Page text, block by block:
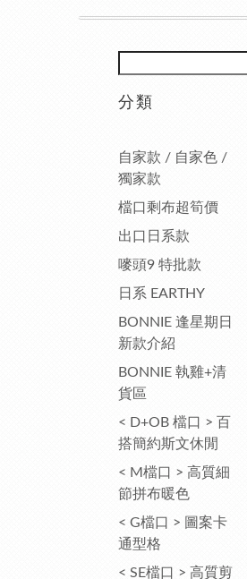
分類
自家款 / 自家色 /
獨家款
檔口剩布超筍價
出口日系款
嘜頭9 特批款
日系 EARTHY
BONNIE 逢星期日
新款介紹
BONNIE 執雞+清
貨區
< D+OB 檔口 > 百
搭簡約斯文休閒
< M檔口 > 高質細
節拼布暖色
< G檔口 > 圖案卡
通型格
< SE檔口 > 高質剪